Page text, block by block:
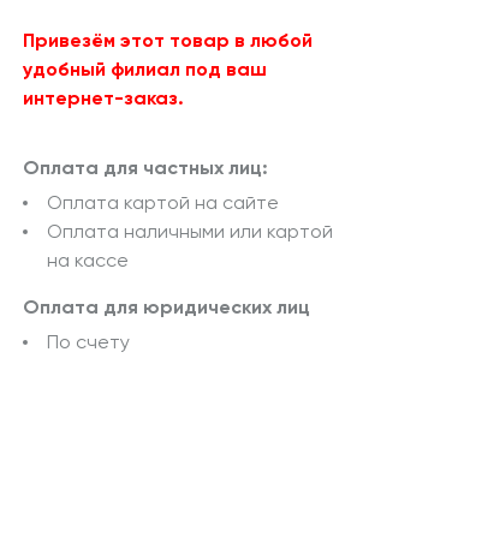
Привезём этот товар в любой
удобный филиал под ваш
интернет-заказ.
Оплата для частных лиц:
Оплата картой на сайте
Оплата наличными или картой
на кассе
Оплата для юридических лиц
По счету